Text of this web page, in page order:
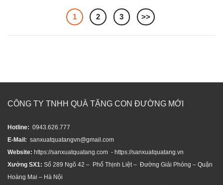
1 2 3 >>
CÔNG TY TNHH QUÀ TẶNG CON ĐƯỜNG MỚI
Hotline: 0943.626.777
E-Mail: sanxuatquatangvn@gmail.com
Website: https://sanxuatquatang.com - https://sanxuatquatang.vn
Xưởng SX1: Số 289 Ngõ 42 – Phố Thịnh Liệt – Đường Giải Phóng – Quận
Hoàng Mai – Hà Nội